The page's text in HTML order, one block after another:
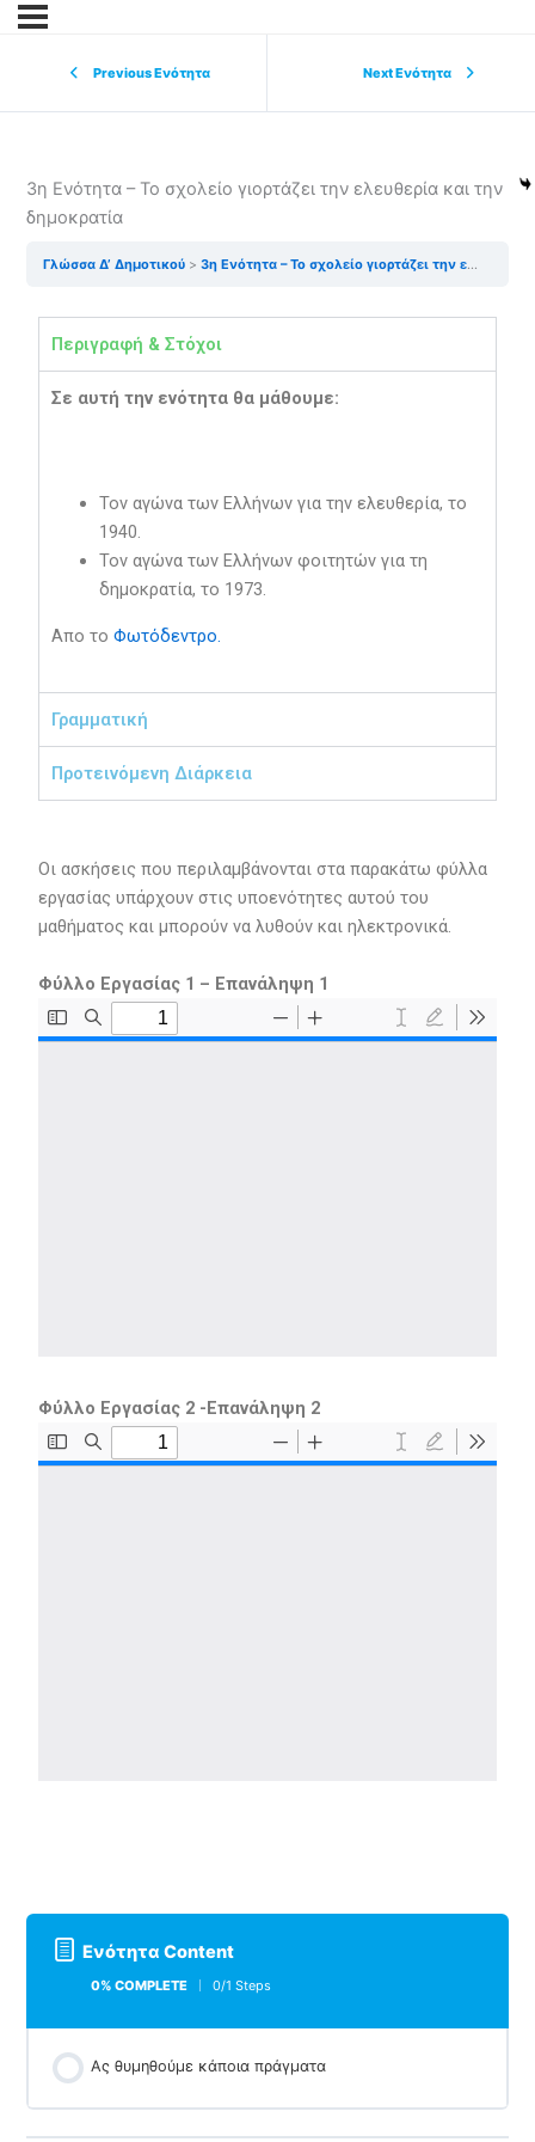
Previous Ενότητα Next Ενότητα
3η Ενότητα – Το σχολείο γιορτάζει την ελευθερία και την
δημοκρατία
Γλώσσα Δ’ Δημοτικού 3η Ενότητα – Το σχολείο γιορτάζει την ελευθερία και την δημοκρατία
Περιγραφή & Στόχοι
Σε αυτή την ενότητα θα μάθουμε:
Τον αγώνα των Ελλήνων για την ελευθερία, το
1940.
Τον αγώνα των Ελλήνων φοιτητών για τη
δημοκρατία, το 1973.
Απο το Φωτόδεντρο.
Γραμματική
Προτεινόμενη Διάρκεια
Οι ασκήσεις που περιλαμβάνονται στα παρακάτω φύλλα
εργασίας υπάρχουν στις υποενότητες αυτού του
μαθήματος και μπορούν να λυθούν και ηλεκτρονικά.
Φύλλο Εργασίας 1 – Επανάληψη 1
Φύλλο Εργασίας 2 -Επανάληψη 2
Ενότητα Content
0% COMPLETE 0/1 Steps
Ας θυμηθούμε κάποια πράγματα